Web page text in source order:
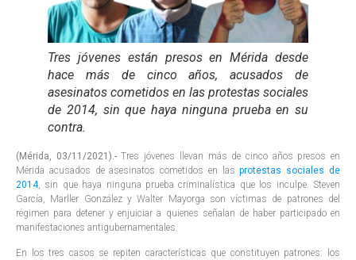
Tres jóvenes están presos en Mérida desde
hace más de cinco años, acusados de
asesinatos cometidos en las protestas sociales
de 2014, sin que haya ninguna prueba en su
contra.
(Mérida, 03/11/2021).-Tres jóvenes llevan más de cinco años presos en
Mérida acusados de asesinatos cometidos en lasprotestas sociales de
2014, sin que haya ninguna prueba criminalística que los inculpe. Steven
García, Marller González y Walter Mayorga son víctimas de patrones del
régimen para detener y enjuiciar a quienes señalan de haber participado en
manifestaciones antigubernamentales.
En los tres casos se repiten características que constituyen patrones: los